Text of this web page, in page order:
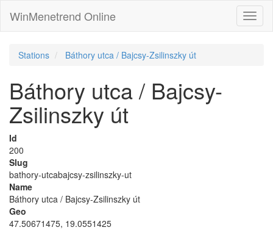
WinMenetrend Online
Stations Báthory utca / Bajcsy-Zsilinszky út
Báthory utca / Bajcsy-
Zsilinszky út
Id
200
Slug
bathory-utcabajcsy-zsilinszky-ut
Name
Báthory utca / Bajcsy-Zsilinszky út
Geo
47.50671475, 19.0551425